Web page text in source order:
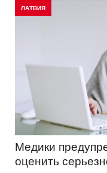
ЛАТВИЯ
Медики
оценить